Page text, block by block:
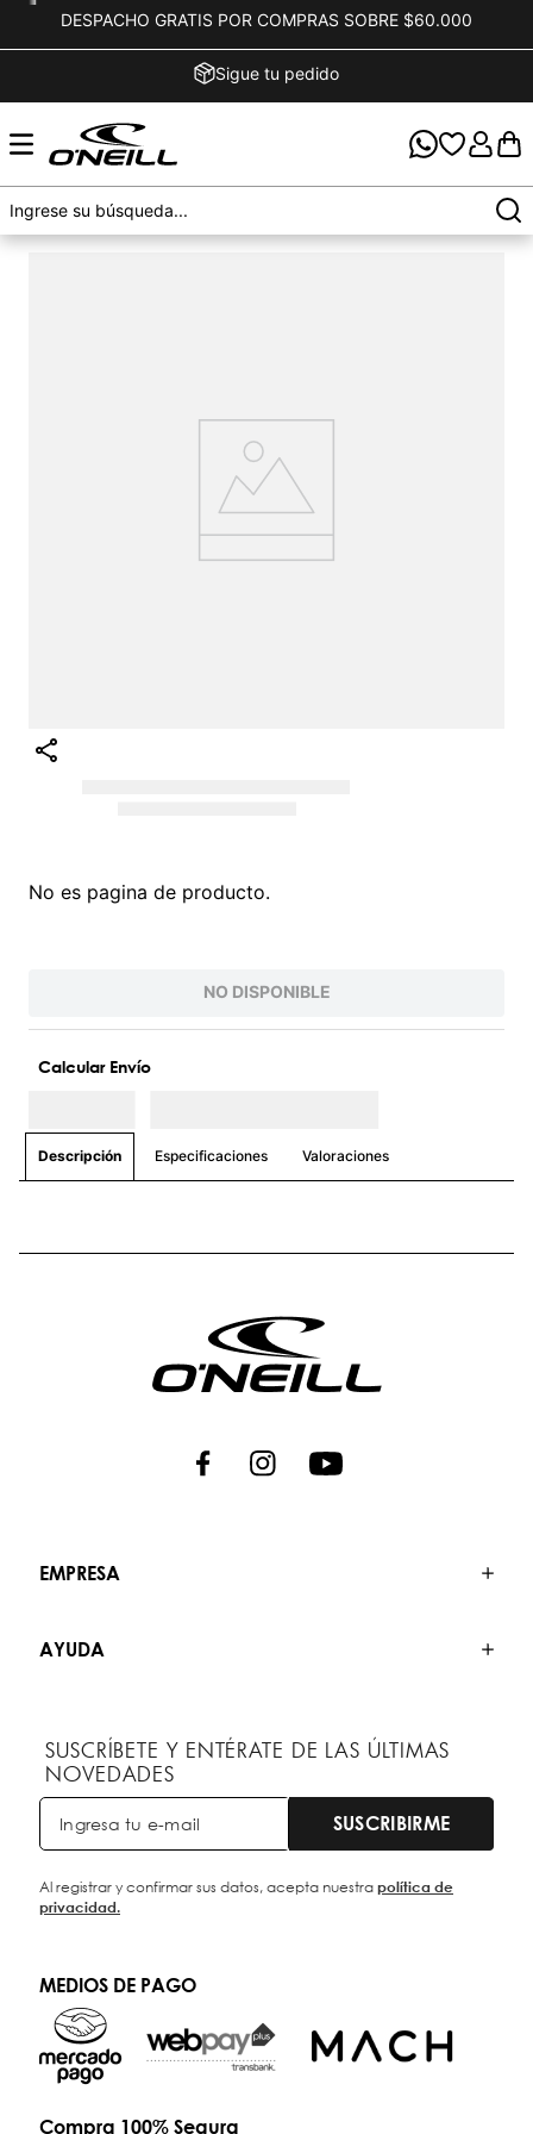
DESPACHO GRATIS POR COMPRAS SOBRE $60.000
Sigue tu pedido
No es pagina de producto.
NO DISPONIBLE
Calcular Envío
Descripción Especificaciones Valoraciones
EMPRESA
AYUDA
SUSCRÍBETE Y ENTÉRATE DE LAS ÚLTIMAS
NOVEDADES
SUSCRIBIRME
Al registrar y confirmar sus datos, acepta nuestrapolítica de
privacidad.
MEDIOS DE PAGO
Compra 100% Segura